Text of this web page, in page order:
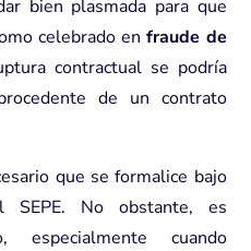
bien plasmada para que
celebrado enfraude de
contractual se podría
de un contrato
que se formalice bajo
SEPE. No obstante, es
especialmente cuando